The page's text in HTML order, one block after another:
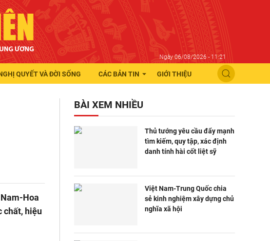
Ngày 06/08/2026 - 11:21
QUYẾT VÀ ĐỜI SỐNG CÁC BẢN TIN GIỚI THIỆU
Hoa
chất, hiệu
BÀI XEM NHIỀU
Thủ tướng yêu cầu đẩy mạnh
tìm kiếm, quy tập, xác định
danh tính hài cốt liệt sỹ
Việt Nam-Trung Quốc chia
sẻ kinh nghiệm xây dựng chủ
nghĩa xã hội